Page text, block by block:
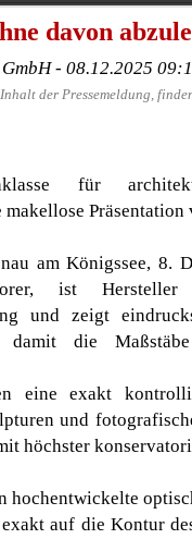
davon
- 08.12.2025
der Pressemeldung,
für
am Königssee, 8.
ist Hersteller
und zeigt
damit die
eine exakt
und
höchster
hochentwickelte
auf die Kontur